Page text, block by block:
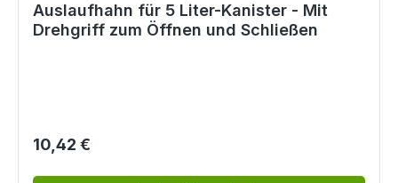
Auslaufhahn für 5 Liter-Kanister - Mit
Drehgriff zum Öffnen und Schließen
Regulärer Preis:
10,42 €